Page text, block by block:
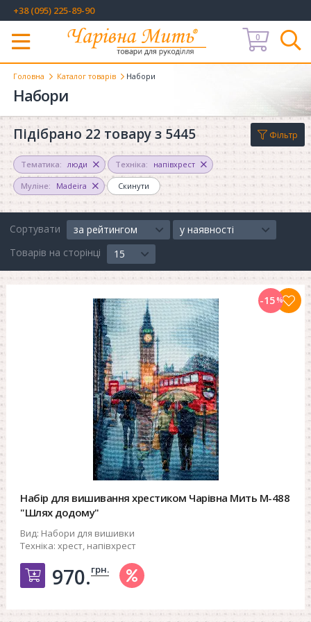
+38 (095) 225-89-90
Меню
0
Головна Каталог товарів Набори
Набори
Підібрано 22 товару з 5445
Тематика: люди Техніка: напівхрест
Муліне: Madeira Скинути
Сортувати за рейтингом
у наявності
Товарів на сторінці
15
Набір для вишивання хрестиком Чарівна Мить М-488
"Шлях додому"
Вид: Набори для вишивки
Техніка: хрест, напівхрест
Добавить в корзину
970.грн.
-15%
Фільтр